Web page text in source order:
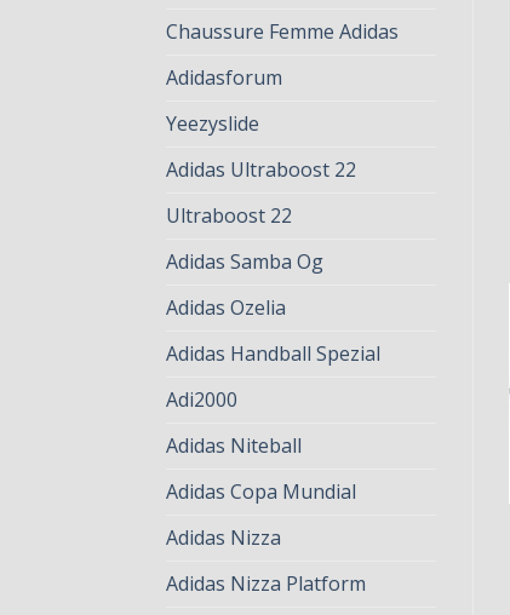
Chaussure Femme Adidas
Adidasforum
Yeezyslide
Adidas Ultraboost 22
Ultraboost 22
Adidas Samba Og
Adidas Ozelia
Adidas Handball Spezial
Adi2000
Adidas Niteball
Adidas Copa Mundial
Adidas Nizza
Adidas Nizza Platform
adidas zx flux
62.00
€79.00